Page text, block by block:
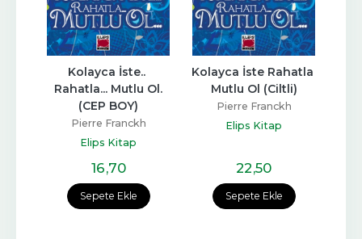
Sepete Ekle
Kolayca İste..
Rahatla... Mutlu Ol.
(CEP BOY)
Pierre Franckh
Elips Kitap
16,70
Sepete Ekle
Kolayca İste Rahatla
Mutlu Ol (Ciltli)
Pierre Franckh
Elips Kitap
22,50